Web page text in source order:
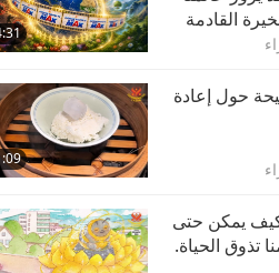
القادمة
هذا
حول إعادة
يمكن حتى
تذوق الحياة.